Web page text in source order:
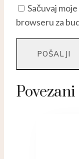
Sačuvaj
browseru za